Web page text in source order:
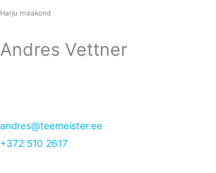
Harju maakond
Andres Vettner
andres@teemeister.ee
+372 510 2617